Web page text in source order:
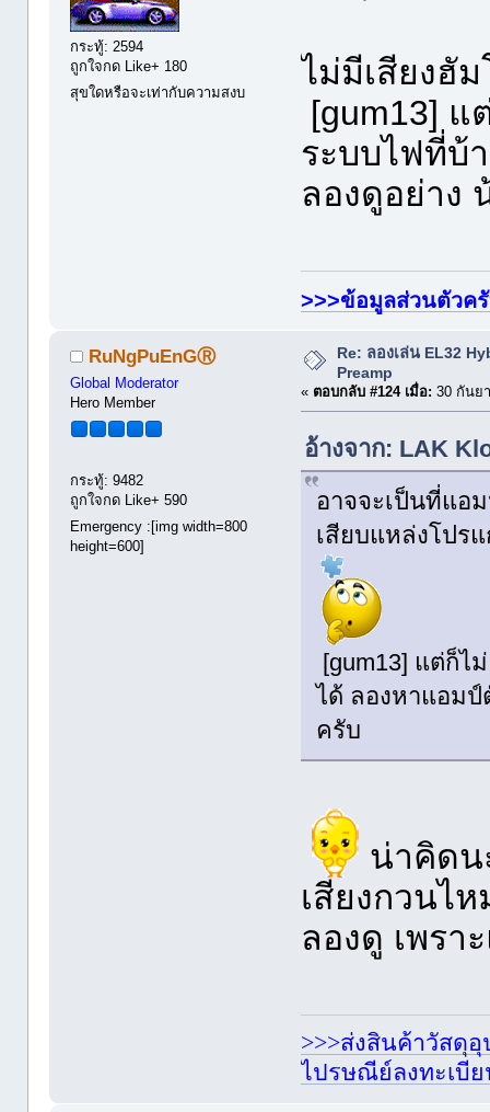
กระทู้: 2594
ถูกใจกด Like+ 180
สุขใดหรือจะเท่ากับความสงบ
ไม่มีเสียงฮั
[gum13] แ
ระบบไฟที่บ้
ลองดูอย่าง
>>>ข้อมูลส่วนตัวค
RuNgPuEnGⓇ
Global Moderator
Hero Member
กระทู้: 9482
ถูกใจกด Like+ 590
Emergency :[img width=800
height=600]
Re: ลองเล่น EL32
Preamp
« ตอบกลับ #124 เมื่อ: 30 กันย
อ้างจาก: LAK
อาจจะเป็นที่แอ
เสียบแหล่งโปร
[gum13] แต่ก็ไ
ได้ ลองหาแอมป์
ครับ
น่าคิดน
เสียงกวนไห
ลองดู เพรา
>>>ส่งสินค้าวัสดุ
ไปรษณีย์ลงทะเบีย